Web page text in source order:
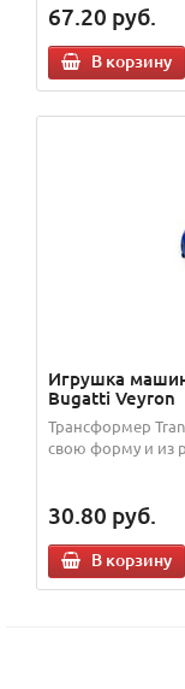
67.20 руб.
В корзину
Игрушка
Bugatti Veyron
Трансформер
свою форму и из
30.80 руб.
В корзину